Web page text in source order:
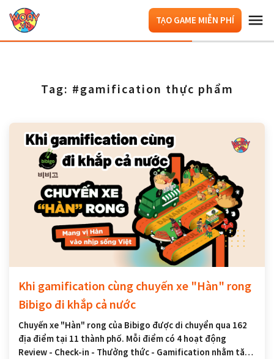
TẠO GAME MIỄN PHÍ
Tag: #gamification thực phẩm
Khi gamification cùng chuyến xe "Hàn" rong
Bibigo đi khắp cả nước
Chuyến xe "Hàn" rong của Bibigo được di chuyển qua 162
địa điểm tại 11 thành phố. Mỗi điểm có 4 hoạt động
Review - Check-in - Thưởng thức - Gamification nhằm tăng